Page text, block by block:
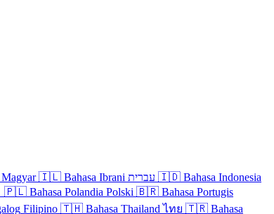
Magyar 🇮🇱 Bahasa Ibrani עברית 🇮🇩 Bahasa Indonesia
🇵🇱 Bahasa Polandia Polski 🇧🇷 Bahasa Portugis
Filipino 🇹🇭 Bahasa Thailand ไทย 🇹🇷 Bahasa